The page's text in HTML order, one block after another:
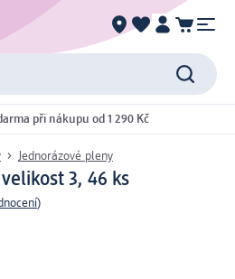
při nákupu od 1 290 Kč
Jednorázové pleny
3, 46 ks
)